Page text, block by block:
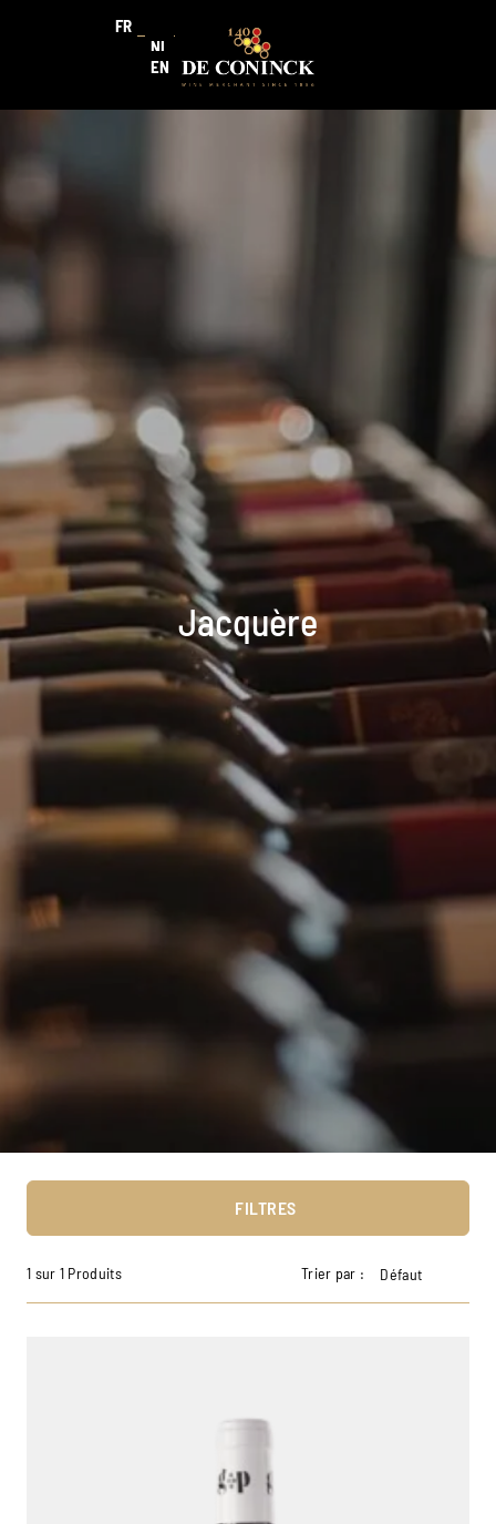
FR
NL
EN
Jacquère
FILTRES
1 sur 1 Produits Trier par : Défaut